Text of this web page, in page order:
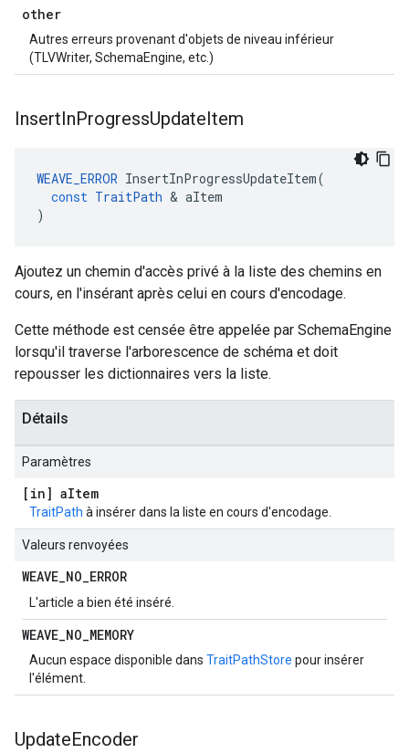
other
Autres erreurs provenant d'objets de niveau inférieur
(TLVWriter, SchemaEngine, etc.)
InsertInProgressUpdateItem
WEAVE_ERROR InsertInProgressUpdateItem(
const TraitPath & aItem
)
Ajoutez un chemin d'accès privé à la liste des chemins en
cours, en l'insérant après celui en cours d'encodage.
Cette méthode est censée être appelée par SchemaEngine
lorsqu'il traverse l'arborescence de schéma et doit
repousser les dictionnaires vers la liste.
Détails
Paramètres
[in] aItem
TraitPath à insérer dans la liste en cours d'encodage.
Valeurs renvoyées
WEAVE_NO_ERROR
L'article a bien été inséré.
WEAVE_NO_MEMORY
Aucun espace disponible dans TraitPathStore pour insérer
l'élément.
UpdateEncoder